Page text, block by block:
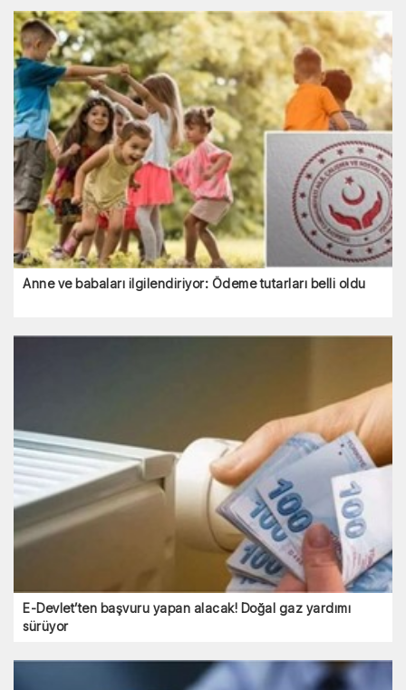
Anne ve babaları ilgilendiriyor: Ödeme tutarları belli oldu
E-Devlet’ten başvuru yapan alacak! Doğal gaz yardımı
sürüyor